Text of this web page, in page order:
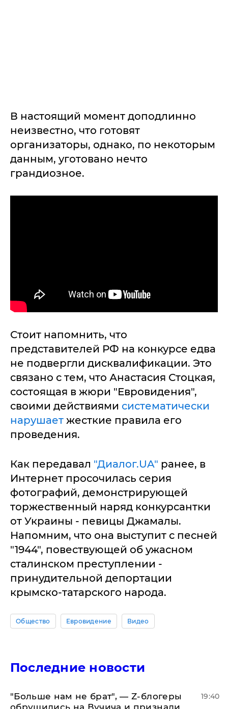
В настоящий момент доподлинно
неизвестно, что готовят
организаторы, однако, по некоторым
данным, уготовано нечто
грандиозное.
Стоит напомнить, что
представителей РФ на конкурсе едва
не подвергли дисквалификации. Это
связано с тем, что Анастасия Стоцкая,
состоящая в жюри "Евровидения",
своими действиями систематически
нарушает жесткие правила его
проведения.
Как передавал "Диалог.UA" ранее, в
Интернет просочилась серия
фотографий, демонстрирующей
торжественный наряд конкурсантки
от Украины - певицы Джамалы.
Напомним, что она выступит с песней
"1944", повествующей об ужасном
сталинском преступлении -
принудительной депортации
крымско-татарского народа.
Общество Евровидение Видео
Последние новости
​"Больше нам не брат", — Z-блогеры
19:40